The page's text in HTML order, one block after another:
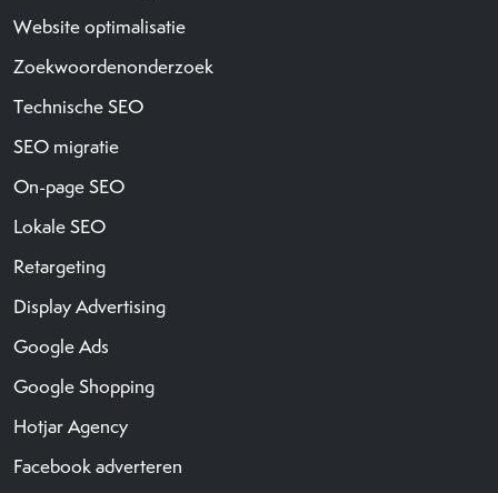
Website optimalisatie
Zoekwoordenonderzoek
Technische SEO
SEO migratie
On-page SEO
Lokale SEO
Retargeting
Display Advertising
Google Ads
Google Shopping
Hotjar Agency
Facebook adverteren